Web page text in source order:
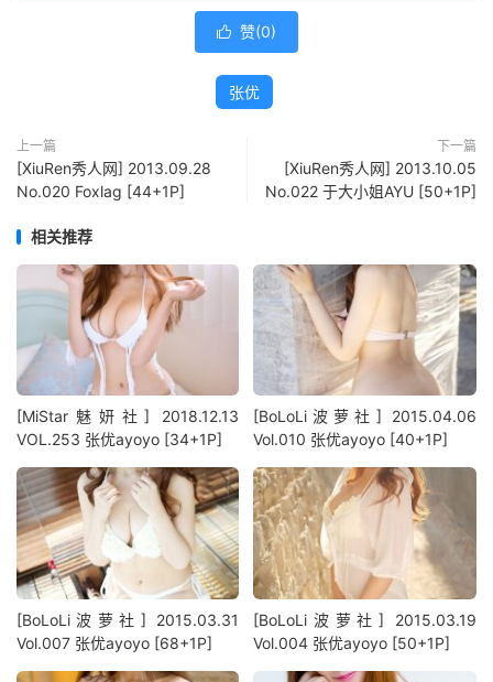
 赞(0)
张优
上一篇
[XiuRen秀人网] 2013.09.28
No.020 Foxlag [44+1P]
下一篇
[XiuRen秀人网] 2013.10.05
No.022 于大小姐AYU [50+1P]
相关推荐
[MiStar魅妍社] 2018.12.13
VOL.253 张优ayoyo [34+1P]
[BoLoLi波萝社] 2015.04.06
Vol.010 张优ayoyo [40+1P]
[BoLoLi波萝社] 2015.03.31
Vol.007 张优ayoyo [68+1P]
[BoLoLi波萝社] 2015.03.19
Vol.004 张优ayoyo [50+1P]